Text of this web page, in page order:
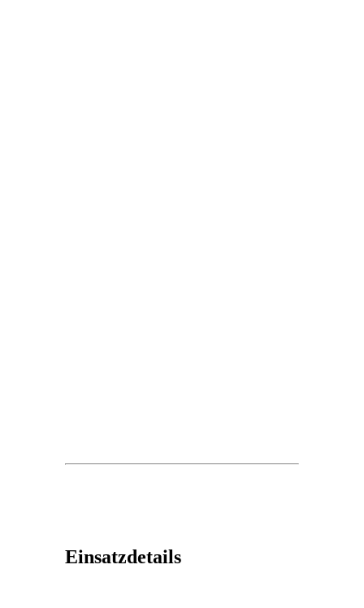
Einsatzdetails